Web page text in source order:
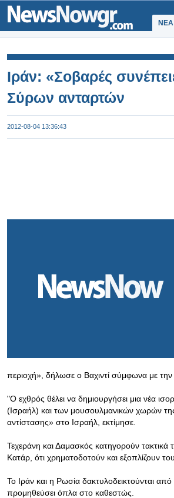
ΝΕΑ
Ιράν: «Σοβαρές
Σύρων ανταρτών
2012-08-04 13:36:43
περιοχή», δήλωσε ο Βαχιντί σύμφωνα με την
"Ο εχθρός θέλει να δημιουργήσει μια νέα
(Ισραήλ) και των μουσουλμανικών χωρών
αντίστασης» στο Ισραήλ, εκτίμησε.
Τεχεράνη και Δαμασκός κατηγορούν τακτικά
Κατάρ, ότι χρηματοδοτούν και εξοπλίζουν
Το Ιράν και η Ρωσία δακτυλοδεικτούνται
προμηθεύσει όπλα στο καθεστώς.